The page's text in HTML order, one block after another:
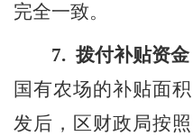
完全一致。
7. 拨付补贴资金
国有农场的补贴面
发后，区财政局按照